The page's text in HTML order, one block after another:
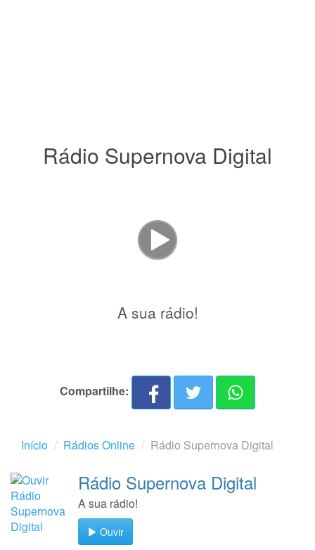
Rádio Supernova Digital
A sua rádio!
Compartilhe:
Início Rádios Online Rádio Supernova Digital
Rádio Supernova Digital
A sua rádio!
Ouvir